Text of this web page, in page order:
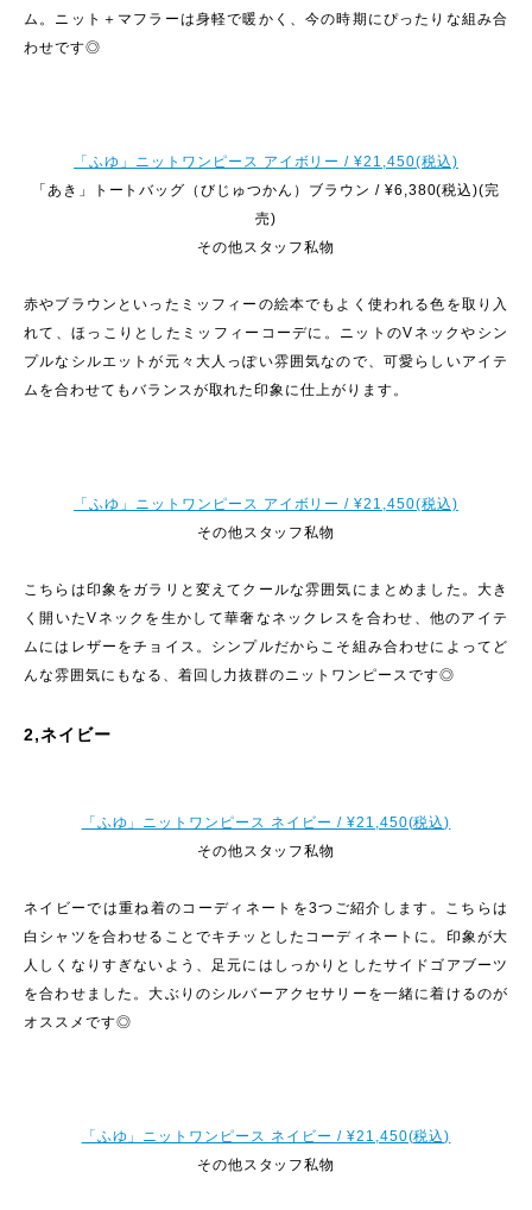
ム。ニット＋マフラーは身軽で暖かく、今の時期にぴったりな組み合
わせです◎
「ふゆ」ニットワンピース アイボリー / ¥21,450(税込)
「あき」トートバッグ（びじゅつかん）ブラウン / ¥6,380(税込)(完
売)
その他スタッフ私物
赤やブラウンといったミッフィーの絵本でもよく使われる色を取り入
れて、ほっこりとしたミッフィーコーデに。ニットのVネックやシン
プルなシルエットが元々大人っぽい雰囲気なので、可愛らしいアイテ
ムを合わせてもバランスが取れた印象に仕上がります。
「ふゆ」ニットワンピース アイボリー / ¥21,450(税込)
その他スタッフ私物
こちらは印象をガラリと変えてクールな雰囲気にまとめました。大き
く開いたVネックを生かして華奢なネックレスを合わせ、他のアイテ
ムにはレザーをチョイス。シンプルだからこそ組み合わせによってど
んな雰囲気にもなる、着回し力抜群のニットワンピースです◎
2,ネイビー
「ふゆ」ニットワンピース ネイビー / ¥21,450(税込)
その他スタッフ私物
ネイビーでは重ね着のコーディネートを3つご紹介します。こちらは
白シャツを合わせることでキチッとしたコーディネートに。印象が大
人しくなりすぎないよう、足元にはしっかりとしたサイドゴアブーツ
を合わせました。大ぶりのシルバーアクセサリーを一緒に着けるのが
オススメです◎
「ふゆ」ニットワンピース ネイビー / ¥21,450(税込)
その他スタッフ私物